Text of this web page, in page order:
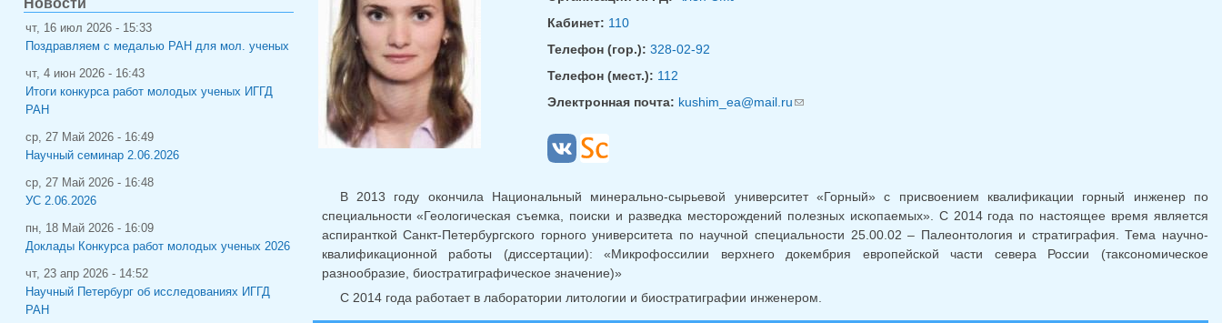
Кабинет: 110
Телефон (гор.): 328-02-92
Телефон (мест.): 112
Электронная почта: kushim_ea@mail.ru(ссылка для отправки email)
В 2013 году окончила Национальный минерально-сырьевой университет «Горный» с присвоением квалификации горный инженер по
специальности «Геологическая съемка, поиски и разведка месторождений полезных ископаемых». С 2014 года по настоящее время является
аспиранткой Санкт-Петербургского горного университета по научной специальности 25.00.02 – Палеонтология и стратиграфия. Тема научно-
квалификационной работы (диссертации): «Микрофоссилии верхнего докембрия европейской части севера России (таксономическое
разнообразие, биостратиграфическое значение)»
С 2014 года работает в лаборатории литологии и биостратиграфии инженером.
чт, 16 июл 2026 - 15:33
Поздравляем с медалью РАН для мол. ученых
чт, 4 июн 2026 - 16:43
Итоги конкурса работ молодых ученых ИГГД
РАН
ср, 27 Май 2026 - 16:49
Научный семинар 2.06.2026
ср, 27 Май 2026 - 16:48
УС 2.06.2026
пн, 18 Май 2026 - 16:09
Доклады Конкурса работ молодых ученых 2026
чт, 23 апр 2026 - 14:52
Научный Петербург об исследованиях ИГГД
РАН